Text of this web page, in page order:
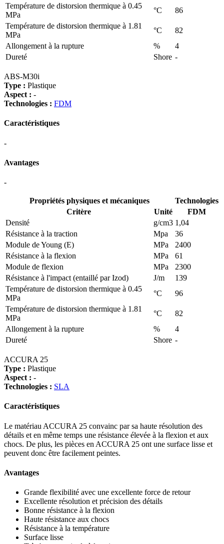
Température de distorsion thermique à 0.45
MPa
°C
86
Température de distorsion thermique à 1.81
MPa
°C
82
Allongement à la rupture
%
4
Dureté
Shore -
ABS-M30i
Type : Plastique
Aspect : -
Technologies : FDM
Caractéristiques
-
Avantages
-
Propriétés physiques et mécaniques
Technologies
Critère
Unité
FDM
Densité
g/cm3 1,04
Résistance à la traction
Mpa
36
Module de Young (E)
MPa
2400
Résistance à la flexion
MPa
61
Module de flexion
MPa
2300
Résistance à l'impact (entaillé par Izod)
J/m
139
Température de distorsion thermique à 0.45
MPa
°C
96
Température de distorsion thermique à 1.81
MPa
°C
82
Allongement à la rupture
%
4
Dureté
Shore -
ACCURA 25
Type : Plastique
Aspect : -
Technologies : SLA
Caractéristiques
Le matériau ACCURA 25 convainc par sa haute résolution des
détails et en même temps une résistance élevée à la flexion et aux
chocs. De plus, les pièces en ACCURA 25 ont une surface lisse et
peuvent donc être facilement peintes.
Avantages
Grande flexibilité avec une excellente force de retour
Excellente résolution et précision des détails
Bonne résistance à la flexion
Haute résistance aux chocs
Résistance à la température
Surface lisse